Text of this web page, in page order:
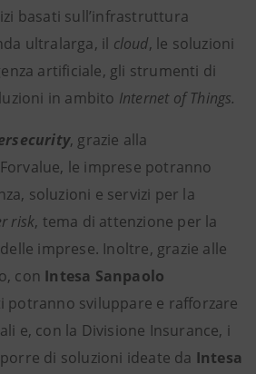
basati sull’infrastruttura
ultralarga, il cloud, le soluzioni
artificiale, gli strumenti di
in ambito Internet of Things.
, grazie alla
le imprese potranno
soluzioni e servizi per la
risk, tema di attenzione per la
imprese. Inoltre, grazie alle
con Intesa Sanpaolo
potranno sviluppare e rafforzare
e, con la Divisione Insurance, i
di soluzioni ideate da Intesa